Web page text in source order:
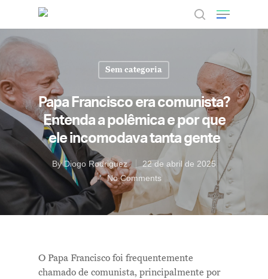
Hit enter to search or ESC to close
Sem categoria
Papa Francisco era comunista?
Entenda a polêmica e por que
ele incomodava tanta gente
ByDiogo Rodriguez
22 de abril de 2025
No Comments
O Papa Francisco foi frequentemente
chamado de comunista, principalmente por